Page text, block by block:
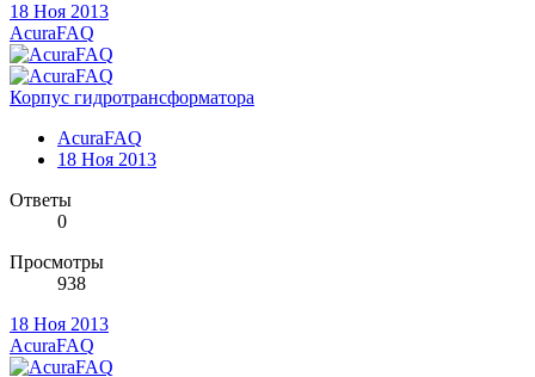
18 Ноя 2013
AcuraFAQ
Корпус гидротрансформатора
AcuraFAQ
18 Ноя 2013
Ответы
0
Просмотры
938
18 Ноя 2013
AcuraFAQ